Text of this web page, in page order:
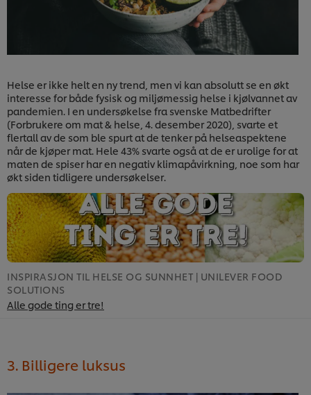
Helse er ikke helt en ny trend, men vi kan absolutt se en økt
interesse for både fysisk og miljømessig helse i kjølvannet av
pandemien. I en undersøkelse fra svenske Matbedrifter
(Forbrukere om mat & helse, 4. desember 2020), svarte et
flertall av de som ble spurt at de tenker på helseaspektene
når de kjøper mat. Hele 43% svarte også at de er urolige for at
maten de spiser har en negativ klimapåvirkning, noe som har
økt siden tidligere undersøkelser.
INSPIRASJON TIL HELSE OG SUNNHET | UNILEVER FOOD
SOLUTIONS
Alle gode ting er tre!
3. Billigere luksus